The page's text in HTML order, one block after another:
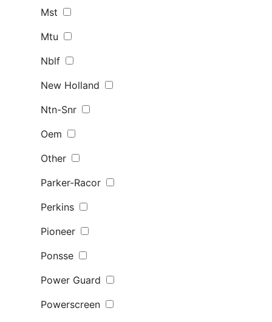
Mst
Mtu
Nblf
New Holland
Ntn-Snr
Oem
Other
Parker-Racor
Perkins
Pioneer
Ponsse
Power Guard
Powerscreen